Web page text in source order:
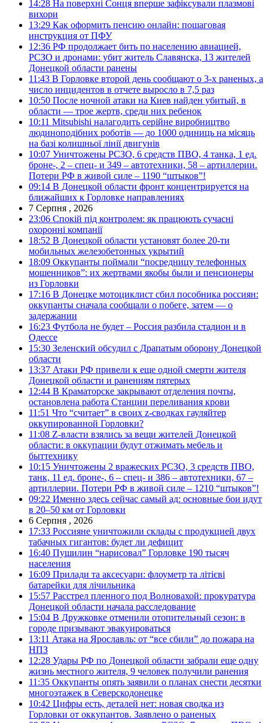
14:28 На поверхні Сонця вперше зафіксували плазмові
вихори
13:29 Как оформить пенсию онлайн: пошаговая
инструкция от ПФУ
12:36 РФ продолжает бить по населению авиацией,
РСЗО и дронами: убит житель Славянска, 13 жителей
Донецкой области ранены
11:43 В Горловке второй день сообщают о 3-х раненых, а
число инцидентов в отчете выросло в 7,5 раз
10:50 После ночной атаки на Киев найден убитый, в
области — трое жертв, среди них ребенок
10:11 Mitsubishi налагодить серійне виробництво
людиноподібних роботів — до 1000 одиниць на місяць
на базі колишньої лінії двигунів
10:07 Уничтожены РСЗО, 6 средств ПВО, 4 танка, 1 ед.
броне-, 2 – спец- и 349 – автотехники, 58 – артиллерии.
Потери РФ в живой силе – 1190 “штыков”!
09:14 В Донецкой области фронт концентрируется на
ближайших к Горловке направлениях
7 Серпня , 2026
23:06 Спокій під контролем: як працюють сучасні
охоронні компанії
18:52 В Донецкой области установят более 20-ти
мобильных железобетонных укрытий
18:09 Оккупанты поймали “посредницу телефонных
мошенников”: их жертвами якобы были и пенсионеры
из Горловки
17:16 В Донецке мотоциклист сбил пособника россиян:
оккупанты сначала сообщали о побеге, затем — о
задержании
16:23 Футбола не будет – Россия разбила стадион и в
Одессе
15:30 Зеленский обсудил с Драпатым оборону Донецкой
области
13:37 Атаки РФ привели к еще одной смерти жителя
Донецкой области и ранениям пятерых
12:44 В Краматорске закрывают отделения почты,
остановлена работа Станции переливания крови
11:51 Что “считает” в своих z-сводках гауляйтер
оккупированной Горловки?
11:08 Z-власти взялись за вещи жителей Донецкой
области: в оккупации будут отжимать мебель и
быттехнику
10:15 Уничтожены 2 вражеских РСЗО, 3 средств ПВО,
танк, 11 ед. броне-, 6 – спец- и 386 – автотехники, 67 –
артиллерии. Потери РФ в живой силе – 1210 “штыков”!
09:22 Именно здесь сейчас самый ад: основные бои идут
в 20–50 км от Горловки
6 Серпня , 2026
17:33 Россияне уничтожили склады с продукцией двух
табачных гигантов: будет ли дефицит
16:40 Пушилин “нарисовал” Горловке 190 тысяч
населения
16:09 Прилади та аксесуари: флоуметр та літієві
батарейки для лічильника
15:57 Расстрел пленного под Волновахой: прокуратура
Донецкой области начала расследование
15:04 В Дружковке отменили отопительный сезон: в
городе призывают эвакуироваться
13:11 Атака на Ярославль: от “все сбили” до пожара на
НПЗ
12:28 Удары РФ по Донецкой области забрали еще одну
жизнь местного жителя, 9 человек получили ранения
11:35 Оккупанты опять заявили о планах снести десятки
многоэтажек в Северскодонецке
10:42 Цифры есть, деталей нет: новая сводка из
Горловки от оккупантов. Заявлено о раненых